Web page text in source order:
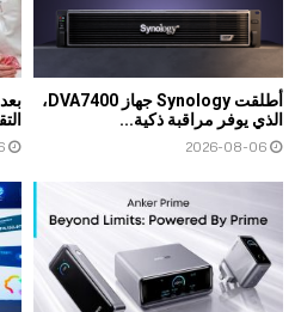
أطلقت Synology جهاز DVA7400،
الذي يوفر مراقبة ذكية...
2026-08-06